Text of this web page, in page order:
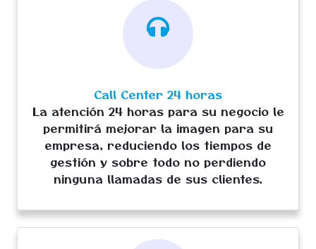
Call Center 24 horas
La atención 24 horas para su negocio le
permitirá mejorar la imagen para su
empresa, reduciendo los tiempos de
gestión y sobre todo no perdiendo
ninguna llamadas de sus clientes.